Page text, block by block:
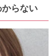
らない